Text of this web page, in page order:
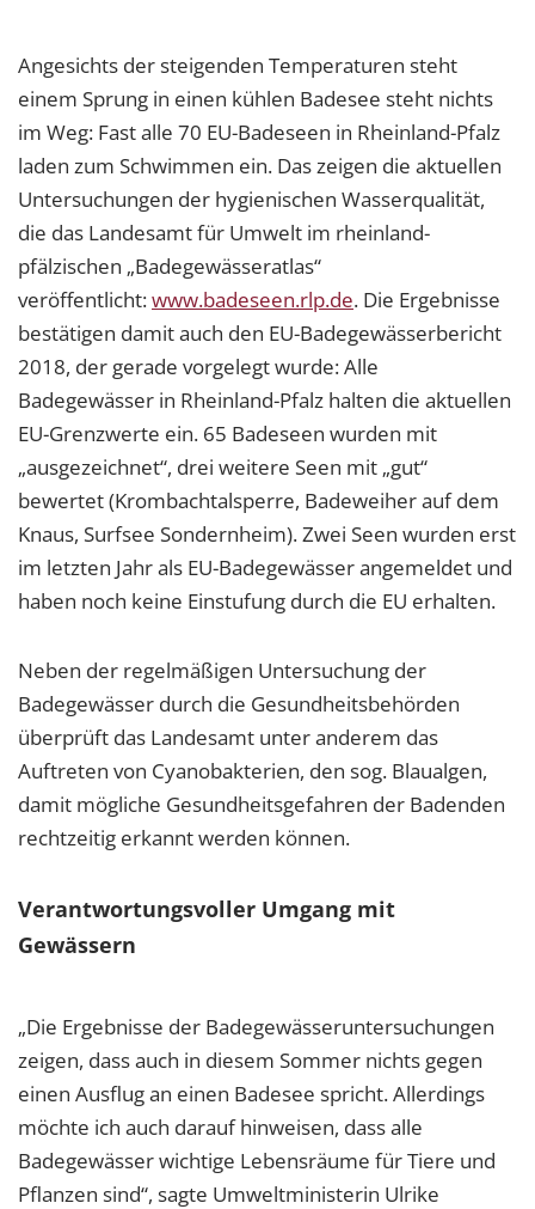
Angesichts der steigenden Temperaturen steht
einem Sprung in einen kühlen Badesee steht nichts
im Weg: Fast alle 70 EU-Badeseen in Rheinland-Pfalz
laden zum Schwimmen ein. Das zeigen die aktuellen
Untersuchungen der hygienischen Wasserqualität,
die das Landesamt für Umwelt im rheinland-
pfälzischen „Badegewässeratlas“
veröffentlicht:www.badeseen.rlp.de. Die Ergebnisse
bestätigen damit auch den EU-Badegewässerbericht
2018, der gerade vorgelegt wurde: Alle
Badegewässer in Rheinland-Pfalz halten die aktuellen
EU-Grenzwerte ein. 65 Badeseen wurden mit
„ausgezeichnet“, drei weitere Seen mit „gut“
bewertet (Krombachtalsperre, Badeweiher auf dem
Knaus, Surfsee Sondernheim). Zwei Seen wurden erst
im letzten Jahr als EU-Badegewässer angemeldet und
haben noch keine Einstufung durch die EU erhalten.
Neben der regelmäßigen Untersuchung der
Badegewässer durch die Gesundheitsbehörden
überprüft das Landesamt unter anderem das
Auftreten von Cyanobakterien, den sog. Blaualgen,
damit mögliche Gesundheitsgefahren der Badenden
rechtzeitig erkannt werden können.
Verantwortungsvoller Umgang mit
Gewässern
„Die Ergebnisse der Badegewässeruntersuchungen
zeigen, dass auch in diesem Sommer nichts gegen
einen Ausflug an einen Badesee spricht. Allerdings
möchte ich auch darauf hinweisen, dass alle
Badegewässer wichtige Lebensräume für Tiere und
Pflanzen sind“, sagte Umweltministerin Ulrike